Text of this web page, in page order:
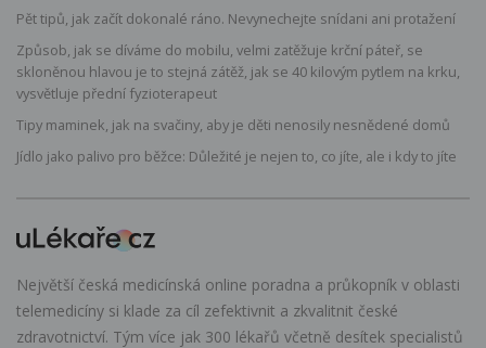
Pět tipů, jak začít dokonalé ráno. Nevynechejte snídani ani protažení
Způsob, jak se díváme do mobilu, velmi zatěžuje krční páteř, se
skloněnou hlavou je to stejná zátěž, jak se 40 kilovým pytlem na krku,
vysvětluje přední fyzioterapeut
Tipy maminek, jak na svačiny, aby je děti nenosily nesnědené domů
Jídlo jako palivo pro běžce: Důležité je nejen to, co jíte, ale i kdy to jíte
Největší česká medicínská online poradna a průkopník v oblasti
telemedicíny si klade za cíl zefektivnit a zkvalitnit české
zdravotnictví. Tým více jak 300 lékařů včetně desítek specialistů